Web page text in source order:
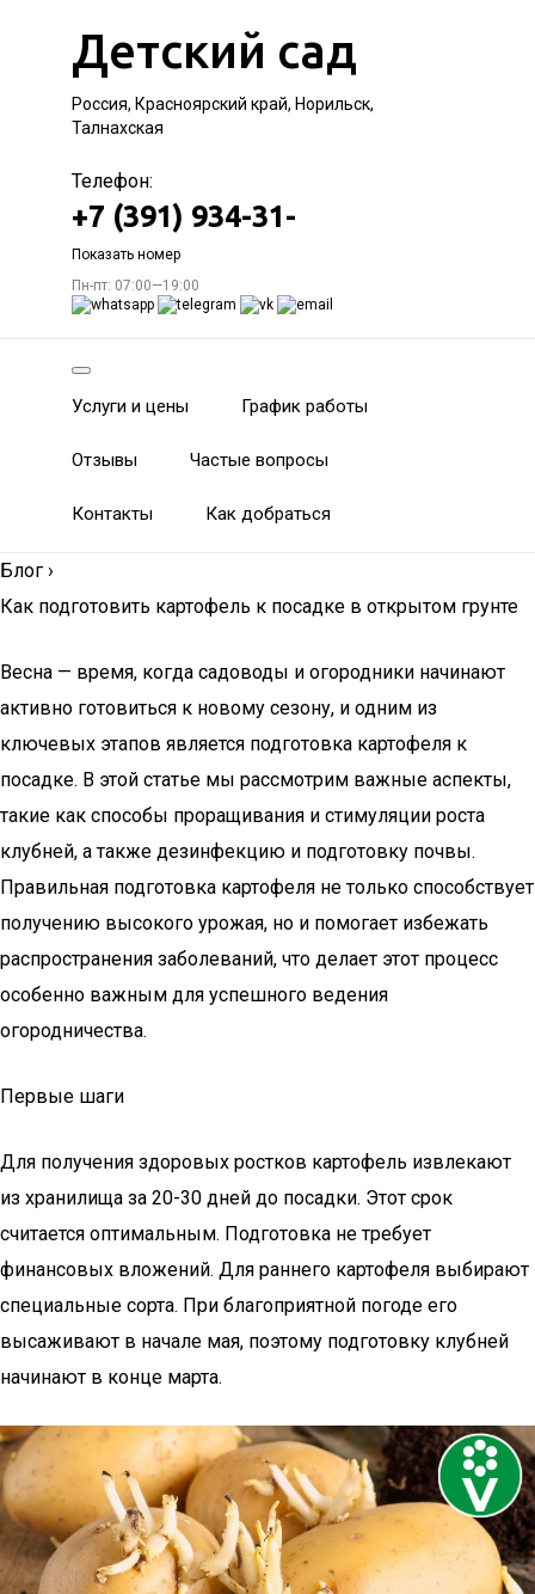
Детский сад
Россия, Красноярский край, Норильск,
Талнахская
Телефон:
+7 (391) 934-31-
Показать номер
Пн-пт: 07:00—19:00
Услуги и цены График работы
Отзывы Частые вопросы
Контакты Как добраться
Блог ›
Как подготовить картофель к посадке в открытом грунте
Весна — время, когда садоводы и огородники начинают
активно готовиться к новому сезону, и одним из
ключевых этапов является подготовка картофеля к
посадке. В этой статье мы рассмотрим важные аспекты,
такие как способы проращивания и стимуляции роста
клубней, а также дезинфекцию и подготовку почвы.
Правильная подготовка картофеля не только способствует
получению высокого урожая, но и помогает избежать
распространения заболеваний, что делает этот процесс
особенно важным для успешного ведения
огородничества.
Первые шаги
Для получения здоровых ростков картофель извлекают
из хранилища за 20-30 дней до посадки. Этот срок
считается оптимальным. Подготовка не требует
финансовых вложений. Для раннего картофеля выбирают
специальные сорта. При благоприятной погоде его
высаживают в начале мая, поэтому подготовку клубней
начинают в конце марта.